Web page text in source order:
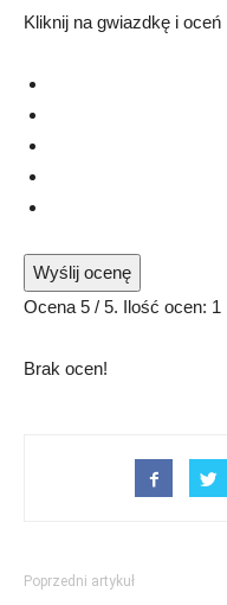
Kliknij na gwiazdkę i oceń
Wyślij ocenę
Ocena 5 / 5. Ilość ocen: 1
Brak ocen!
Poprzedni artykuł